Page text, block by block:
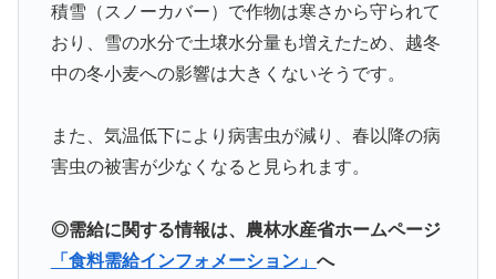
積雪（スノーカバー）で作物は寒さから守られて
おり、雪の水分で土壌水分量も増えたため、越冬
中の冬小麦への影響は大きくないそうです。
また、気温低下により病害虫が減り、春以降の病
害虫の被害が少なくなると見られます。
◎需給に関する情報は、農林水産省ホームページ
「食料需給インフォメーション」 へ